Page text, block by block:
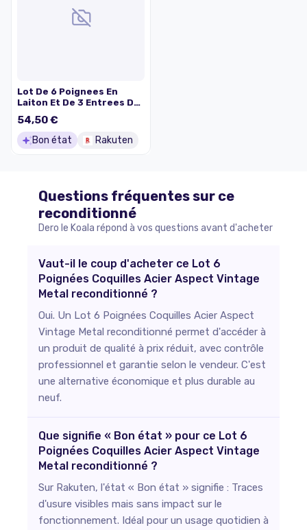
Lot De 6 Poignees En
Laiton Et De 3 Entrees De
Serrures Style Louis Xv
Pour Commode
54,50 €
Bon état Rakuten
Questions fréquentes sur ce
reconditionné
Dero le Koala répond à vos questions avant d'acheter
Vaut-il le coup d'acheter ce Lot 6
Poignées Coquilles Acier Aspect Vintage
Metal reconditionné ?
Oui. Un Lot 6 Poignées Coquilles Acier Aspect
Vintage Metal reconditionné permet d'accéder à
un produit de qualité à prix réduit, avec contrôle
professionnel et garantie selon le vendeur. C'est
une alternative économique et plus durable au
neuf.
Que signifie « Bon état » pour ce Lot 6
Poignées Coquilles Acier Aspect Vintage
Metal reconditionné ?
Sur Rakuten, l'état « Bon état » signifie : Traces
d'usure visibles mais sans impact sur le
fonctionnement. Idéal pour un usage quotidien à